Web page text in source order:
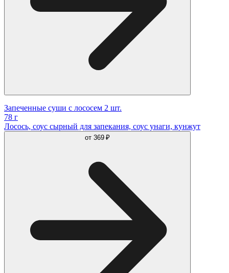
Запеченные суши с лососем 2 шт.
78 г
Лосось, соус сырный для запекания, соус унаги, кунжут
от 369 ₽